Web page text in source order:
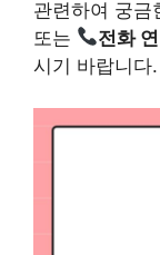
관련하여 궁금
또는
전화
시기 바랍니다.